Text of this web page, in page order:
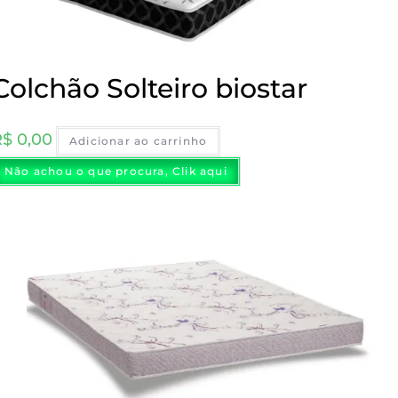
Solteiro biostar
0,00 Adicionar ao carrinho
Não achou o que procura, Clik aqui